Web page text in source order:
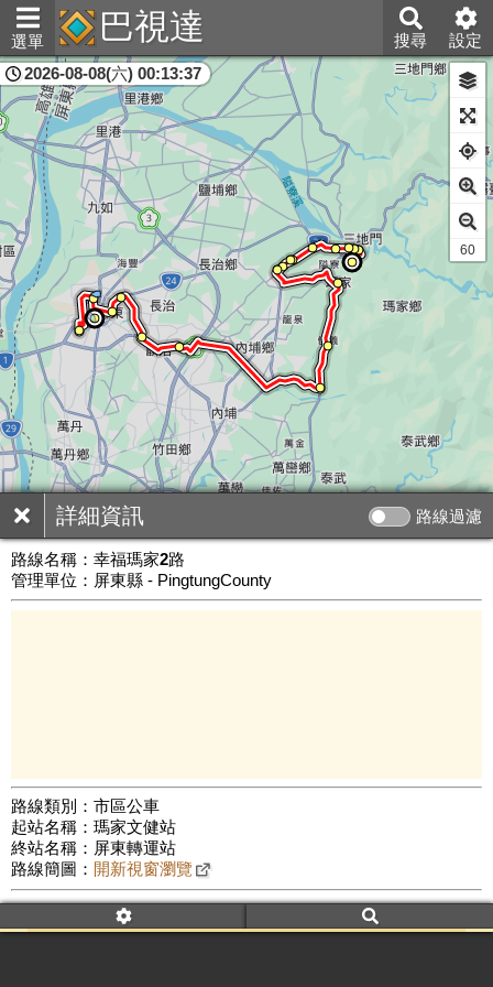
選單 巴視達 搜尋 設定
詳細資訊 路線過濾
路線名稱： 幸福瑪家2路
管理單位：屏東縣 - PingtungCounty
路線類別：市區公車
起站名稱：瑪家文健站
終站名稱：屏東轉運站
路線簡圖： 開新視窗瀏覽
附屬名稱：幸福瑪家2路
車頭描述：文健站接駁線
屏東縣
2026-08-08(六) 00:13:37
公車數量: 累計1738、上線877
61